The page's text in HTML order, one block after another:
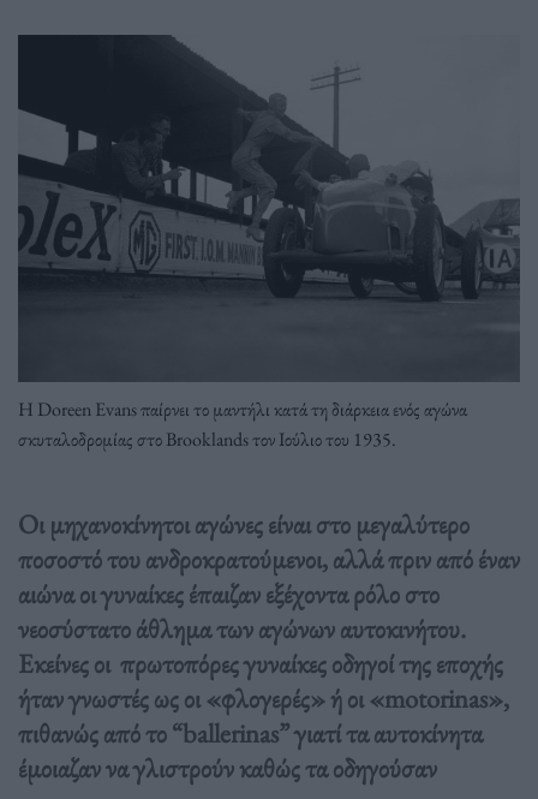
Η Doreen Evans παίρνει το μαντήλι κατά τη διάρκεια ενός αγώνα
σκυταλοδρομίας στο Brooklands τον Ιούλιο του 1935.
Οι μηχανοκίνητοι αγώνες είναι στο μεγαλύτερο
ποσοστό του ανδροκρατούμενοι, αλλά πριν από έναν
αιώνα οι γυναίκες έπαιζαν εξέχοντα ρόλο στο
νεοσύστατο άθλημα των αγώνων αυτοκινήτου.
Εκείνες οι πρωτοπόρες γυναίκες οδηγοί της εποχής
ήταν γνωστές ως οι «φλογερές» ή οι «motorinas»,
πιθανώς από το “ballerinas” γιατί τα αυτοκίνητα
έμοιαζαν να γλιστρούν καθώς τα οδηγούσαν